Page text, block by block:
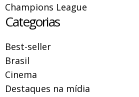
Champions League
Categorias
Best-seller
Brasil
Cinema
Destaques na mídia